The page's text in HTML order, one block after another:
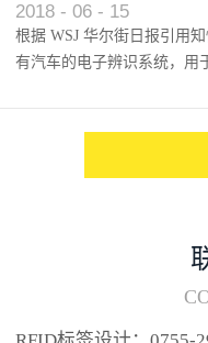
架构辨识系统
2018 - 06 - 15
根据 WSJ 华尔街日报引用
有汽车的电子辨识系统，用